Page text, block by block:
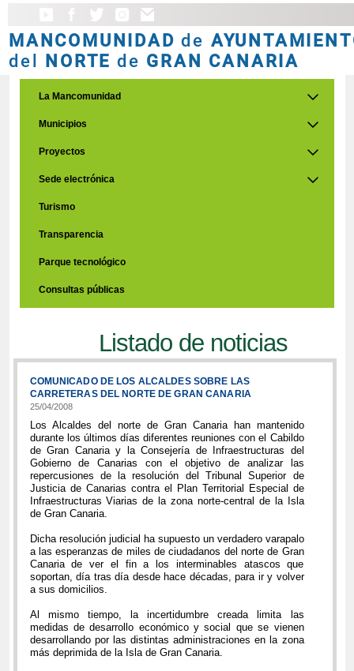
MANCOMUNIDAD de
del NORTE de GRAN CANARIA
La Mancomunidad
Municipios
Proyectos
Sede electrónica
Turismo
Transparencia
Parque tecnológico
Consultas públicas
Listado de noticias
COMUNICADO DE LOS ALCALDES SOBRE LAS
CARRETERAS DEL NORTE DE GRAN CANARIA
25/04/2008
Los Alcaldes del norte de Gran Canaria han mantenido
durante los últimos días diferentes reuniones con el Cabildo
de Gran Canaria y la Consejería de Infraestructuras del
Gobierno de Canarias con el objetivo de analizar las
repercusiones de la resolución del Tribunal Superior de
Justicia de Canarias contra el Plan Territorial Especial de
Infraestructuras Viarias de la zona norte-central de la Isla
de Gran Canaria.
Dicha resolución judicial ha supuesto un verdadero varapalo
a las esperanzas de miles de ciudadanos del norte de Gran
Canaria de ver el fin a los interminables atascos que
soportan, día tras día desde hace décadas, para ir y volver
a sus domicilios.
Al mismo tiempo, la incertidumbre creada limita las
medidas de desarrollo económico y social que se vienen
desarrollando por las distintas administraciones en la zona
más deprimida de la Isla de Gran Canaria.